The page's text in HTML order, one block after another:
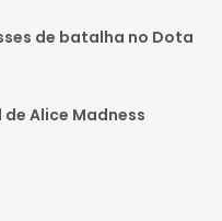
de batalha no Dota
Alice Madness